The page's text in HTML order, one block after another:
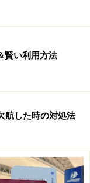
。
をご確認くださ
「外務省 海外安全
分注意を払ってく
次のページへ
賢い利用方法
航した時の対処法